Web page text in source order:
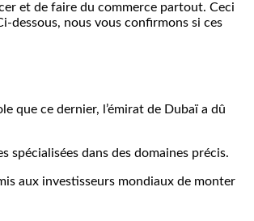
et de faire du commerce partout. Ceci
dessous, nous vous confirmons si ces
que ce dernier, l’émirat de Dubaï a dû
spécialisées dans des domaines précis.
aux investisseurs mondiaux de monter